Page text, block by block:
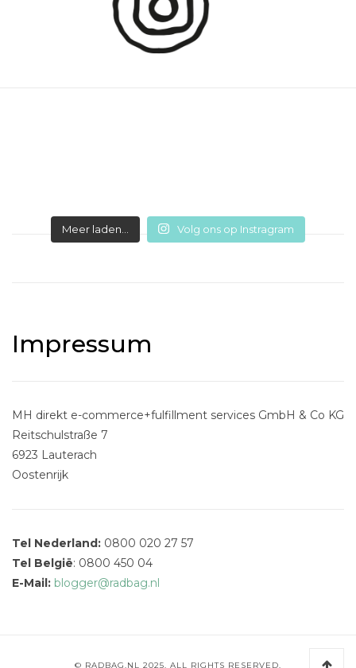
Meer laden... Volg ons op Instragram
Impressum
MH direkt e-commerce+fulfillment services GmbH & Co KG
Reitschulstraße 7
6923 Lauterach
Oostenrijk
Tel Nederland: 0800 020 27 57
Tel België: 0800 450 04
E-Mail: blogger@radbag.nl
© RADBAG.NL 2025. ALL RIGHTS RESERVED.